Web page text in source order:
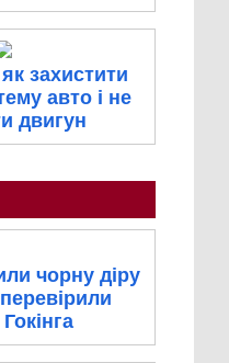
захистити
авто і не
двигун
чорну діру